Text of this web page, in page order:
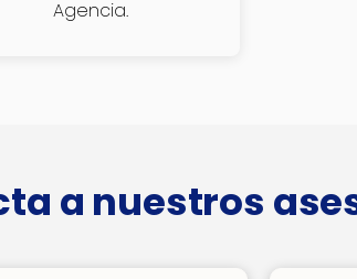
Agencia.
a nuestros